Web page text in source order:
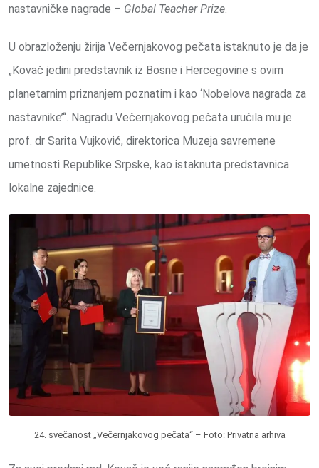
nastavničke nagrade – Global Teacher Prize.
U obrazloženju žirija Večernjakovog pečata istaknuto je da je
„Kovač jedini predstavnik iz Bosne i Hercegovine s ovim
planetarnim priznanjem poznatim i kao ‘Nobelova nagrada za
nastavnike’“. Nagradu Večernjakovog pečata uručila mu je
prof. dr Sarita Vujković, direktorica Muzeja savremene
umetnosti Republike Srpske, kao istaknuta predstavnica
lokalne zajednice.
24. svečanost „Večernjakovog pečata“ – Foto: Privatna arhiva